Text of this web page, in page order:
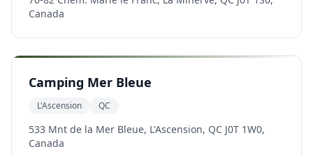
Canada
Camping Mer Bleue
L'Ascension QC
533 Mnt de la Mer Bleue, L'Ascension, QC J0T 1W0,
Canada